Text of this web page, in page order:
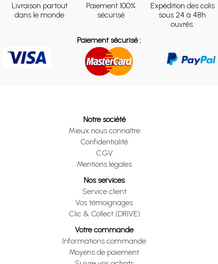
Livraison partout
dans le monde
Paiement 100%
sécurisé
Expédition des colis
sous 24 à 48h
ouvrés.
Paiement sécurisé :
Notre société
Mieux nous connaître
Confidentialité
CGV
Mentions légales
Nos services
Service client
Vos témoignages
Clic & Collect (DRIVE)
Votre commande
Informations commande
Moyens de paiement